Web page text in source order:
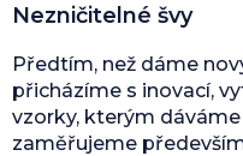
Nezničitelné švy
Předtím, než dáme
přicházíme s inovací,
vzorky, kterým
zaměřujeme